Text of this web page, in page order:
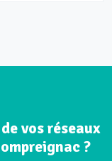
vos réseaux
?